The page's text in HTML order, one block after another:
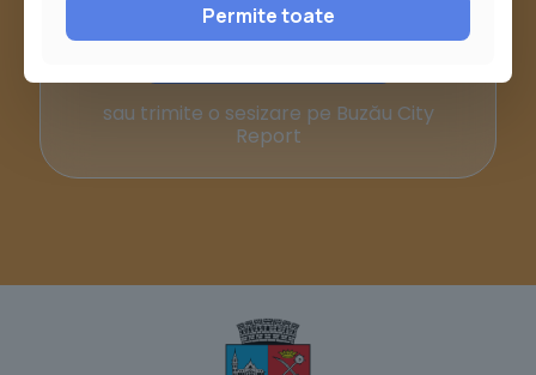
Pagina Contact
sau trimite o sesizare pe Buzău City
Report
Permite toate